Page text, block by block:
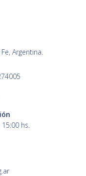
Argentina.
hs.